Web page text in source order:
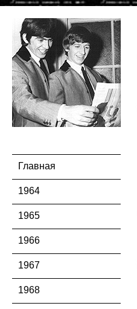
Главная
1964
1965
1966
1967
1968